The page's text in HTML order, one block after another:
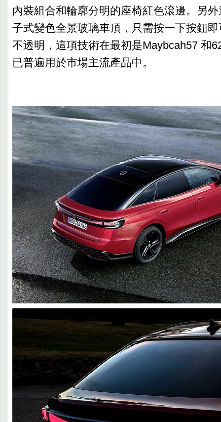
內裝組合和輪廓分明的座椅紅色滾邊。另
子式變色全景玻璃車頂，只需按一下按鈕
不透明，這項技術在最初是Maybcah57 和
已普遍用於市場主流產品中。